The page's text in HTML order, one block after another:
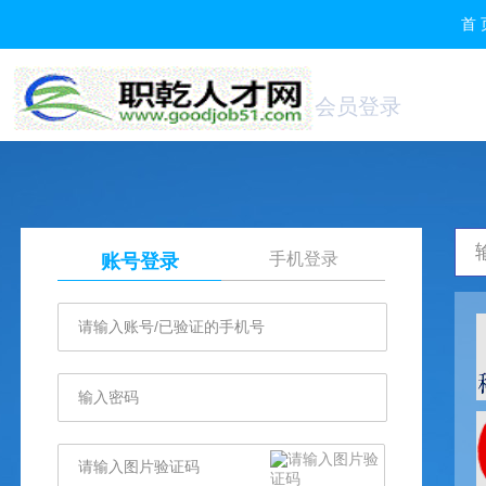
首
会员登录
账号登录 手机登录